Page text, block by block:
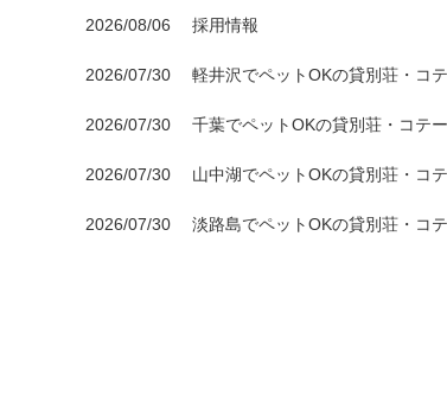
2026/08/06 採用情報
2026/07/30 軽井沢でペットOKの貸別荘・コ
2026/07/30 千葉でペットOKの貸別荘・コテ
2026/07/30 山中湖でペットOKの貸別荘・コ
2026/07/30 淡路島でペットOKの貸別荘・コ